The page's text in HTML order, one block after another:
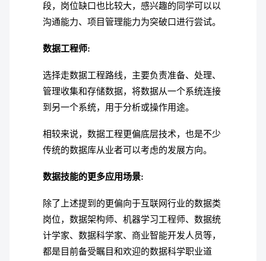
段，岗位缺口也比较大，感兴趣的同学可以以
沟通能力、项目管理能力为突破口进行尝试。
数据工程师:
选择走数据工程路线，主要负责准备、处理、
管理收集和存储数据，将数据从一个系统连接
到另一个系统，用于分析或操作用途。
相较来说，数据工程更偏底层技术，也是不少
传统的数据库从业者可以考虑的发展方向。
数据技能的更多应用场景:
除了上述提到的更偏向于互联网行业的数据类
岗位，数据架构师、机器学习工程师、数据统
计学家、数据科学家、商业智能开发人员等，
都是目前备受瞩目和欢迎的数据科学职业道